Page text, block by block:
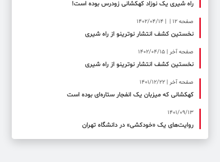
راه شیری یک نوزاد کهکشانی زودرس بوده است!
صفحه ۱۲ | | 1402/04/14
نخستین کشف انتشار نوترینو از راه شیری
صفحه آخر | 1402/04/15
نخستین کشف انتشار نوترینو از راه شیری
صفحه آخر | 1401/12/22
کهکشانی که میزبان یک انفجار ستاره‌ای بوده است
1401/09/13
روایت‌های یک «خودکشی» در دانشگاه تهران